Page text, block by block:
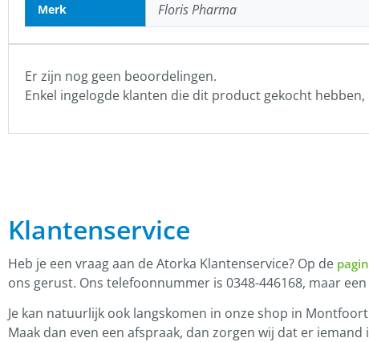
Merk Floris Pharma
Er zijn nog geen beoordelingen.
Enkel ingelogde klanten die dit product gekocht
Klantenservice
Heb je een vraag aan de Atorka Klantenservice? Op de
ons gerust. Ons telefoonnummer is 0348-446168, maar een
Je kan natuurlijk ook langskomen in onze shop in
Maak dan even een afspraak, dan zorgen wij dat er iemand